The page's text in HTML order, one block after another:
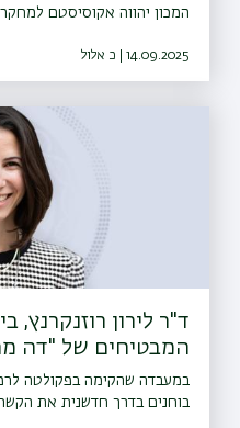
המכון יהווה אקוסיסטם
רפואי, רובוטיקה רפואית
14.09.2025 | כ אלול
המבטיחים של "דה
במעבדה שהקימה בפקולטה
בוחנים בדרך חדשנית את הקשר